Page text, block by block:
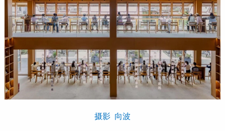
摄影 向波